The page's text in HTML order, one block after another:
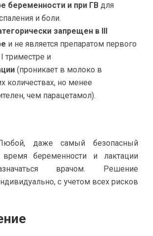
беременности и при ГВ для
и боли.
запрещен в III
и не является препаратом первого
триместре и
(проникает в молоко в
количествах, но менее
чем парацетамол).
даже самый безопасный
время беременности и лактации
врачом. Решение
с учетом всех рисков